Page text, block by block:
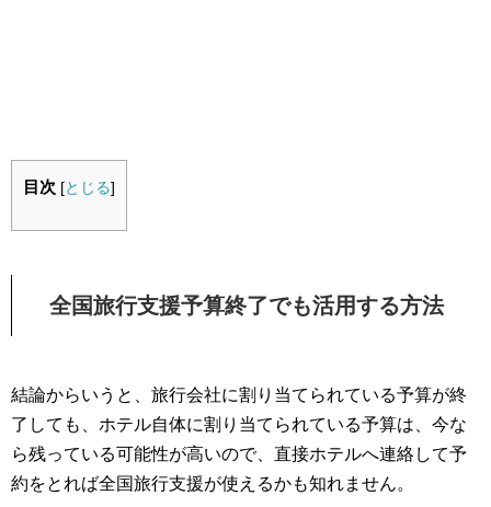
目次 [とじる]
全国旅行支援予算終了でも活用する方法
結論からいうと、旅行会社に割り当てられている予算が終
了しても、ホテル自体に割り当てられている予算は、今な
ら残っている可能性が高いので、直接ホテルへ連絡して予
約をとれば全国旅行支援が使えるかも知れません。